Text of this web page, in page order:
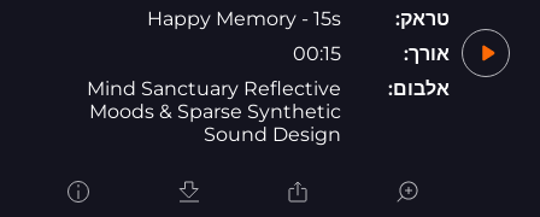
טראק:
Happy Memory - 15s
אורך:
00:15
אלבום:
Mind Sanctuary Reflective
Moods & Sparse Synthetic
Sound Design